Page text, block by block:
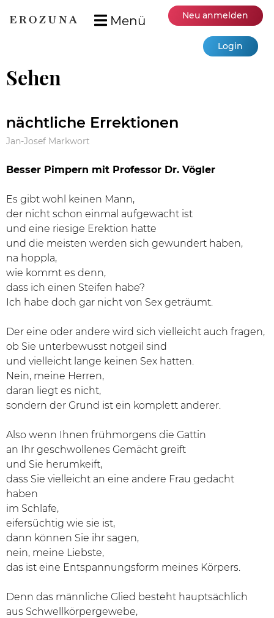
Menü Neu anmelden
Login
Sehen
nächtliche Errektionen
Jan-Josef Markwort
Besser Pimpern mit Professor Dr. Vögler
Es gibt wohl keinen Mann,
der nicht schon einmal aufgewacht ist
und eine riesige Erektion hatte
und die meisten werden sich gewundert haben,
na hoppla,
wie kommt es denn,
dass ich einen Steifen habe?
Ich habe doch gar nicht von Sex geträumt.
Der eine oder andere wird sich vielleicht auch fragen,
ob Sie unterbewusst notgeil sind
und vielleicht lange keinen Sex hatten.
Nein, meine Herren,
daran liegt es nicht,
sondern der Grund ist ein komplett anderer.
Also wenn Ihnen frühmorgens die Gattin
an Ihr geschwollenes Gemächt greift
und Sie herumkeift,
dass Sie vielleicht an eine andere Frau gedacht
haben
im Schlafe,
eifersüchtig wie sie ist,
dann können Sie ihr sagen,
nein, meine Liebste,
das ist eine Entspannungsform meines Körpers.
Denn das männliche Glied besteht hauptsächlich
aus Schwellkörpergewebe,